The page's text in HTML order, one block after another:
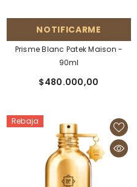
NOTIFICARME
Prisme Blanc Patek Maison -
90ml
$480.000,00
Rebaja